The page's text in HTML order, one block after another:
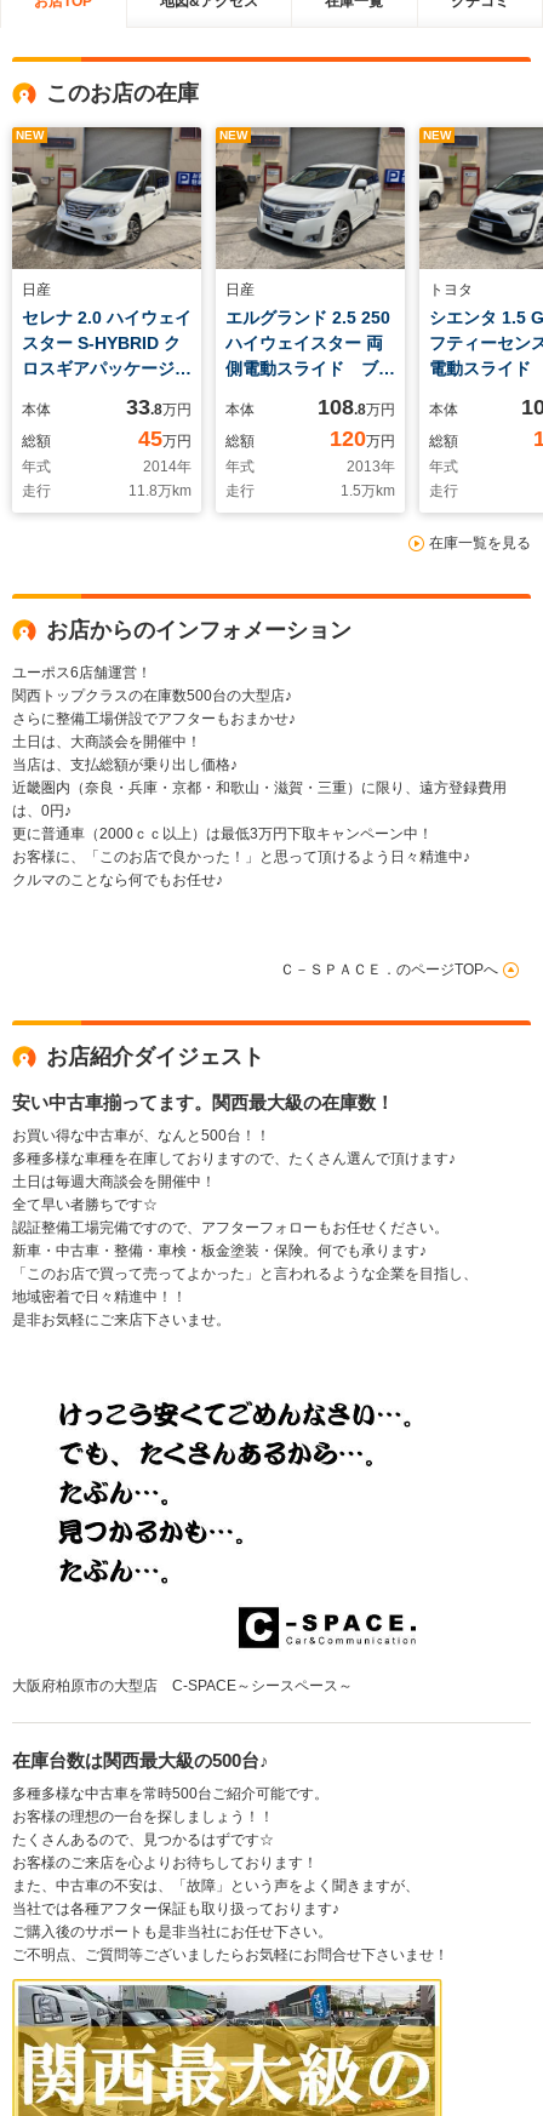
このお店の在庫
NEW
日産
セレナ 2.0 ハイウェイ
スター S-HYBRID ク
ロスギアパッケージ
ルートゥース TV
ETC
本体 33.8万円
総額
45万円
年式
2014年
走行
11.8万km
NEW
日産
エルグランド 2.5 250
ハイウェイスター 両
側電動スライド ブル
グ バックカメラ プ
ッシュスタート
本体 108.8万円
総額
120万円
年式
2013年
走行
1.5万km
NEW
トヨタ
シエンタ 1.5
フティーセ
電動スライ
ス プッシュ
ト ETC
本体
総額
年式
走行
在庫一覧を見る
お店からのインフォメーション
ユーポス6店舗運営！
関西トップクラスの在庫数500台の大型店♪
さらに整備工場併設でアフターもおまかせ♪
土日は、大商談会を開催中！
当店は、支払総額が乗り出し価格♪
近畿圏内（奈良・兵庫・京都・和歌山・滋賀・三重）に限り、遠方登録費用
は、0円♪
更に普通車（2000ｃｃ以上）は最低3万円下取キャンペーン中！
お客様に、「このお店で良かった！」と思って頂けるよう日々精進中♪
クルマのことなら何でもお任せ♪
Ｃ－ＳＰＡＣＥ．のページTOPへ
お店紹介ダイジェスト
安い中古車揃ってます。関西最大級の在庫数！
お買い得な中古車が、なんと500台！！
多種多様な車種を在庫しておりますので、たくさん選んで頂けます♪
土日は毎週大商談会を開催中！
全て早い者勝ちです☆
認証整備工場完備ですので、アフターフォローもお任せください。
新車・中古車・整備・車検・板金塗装・保険。何でも承ります♪
「このお店で買って売ってよかった」と言われるような企業を目指し、
地域密着で日々精進中！！
是非お気軽にご来店下さいませ。
大阪府柏原市の大型店 C-SPACE～シースペース～
在庫台数は関西最大級の500台♪
多種多様な中古車を常時500台ご紹介可能です。
お客様の理想の一台を探しましょう！！
たくさんあるので、見つかるはずです☆
お客様のご来店を心よりお待ちしております！
また、中古車の不安は、「故障」という声をよく聞きますが、
当社では各種アフター保証も取り扱っております♪
ご購入後のサポートも是非当社にお任せ下さい。
ご不明点、ご質問等ございましたらお気軽にお問合せ下さいませ！